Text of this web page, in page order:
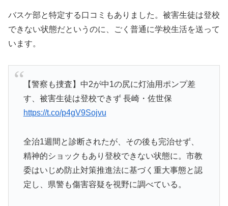
バスケ部と特定する口コミもありました。被害生徒は登校
できない状態だというのに、ごく普通に学校生活を送って
います。
【警察も捜査】中2が中1の尻に灯油用ポンプ差
す、被害生徒は登校できず 長崎・佐世保
https://t.co/p4gV9Sojvu
全治1週間と診断されたが、その後も完治せず、
精神的ショックもあり登校できない状態に。市教
委はいじめ防止対策推進法に基づく重大事態と認
定し、県警も傷害容疑を視野に調べている。